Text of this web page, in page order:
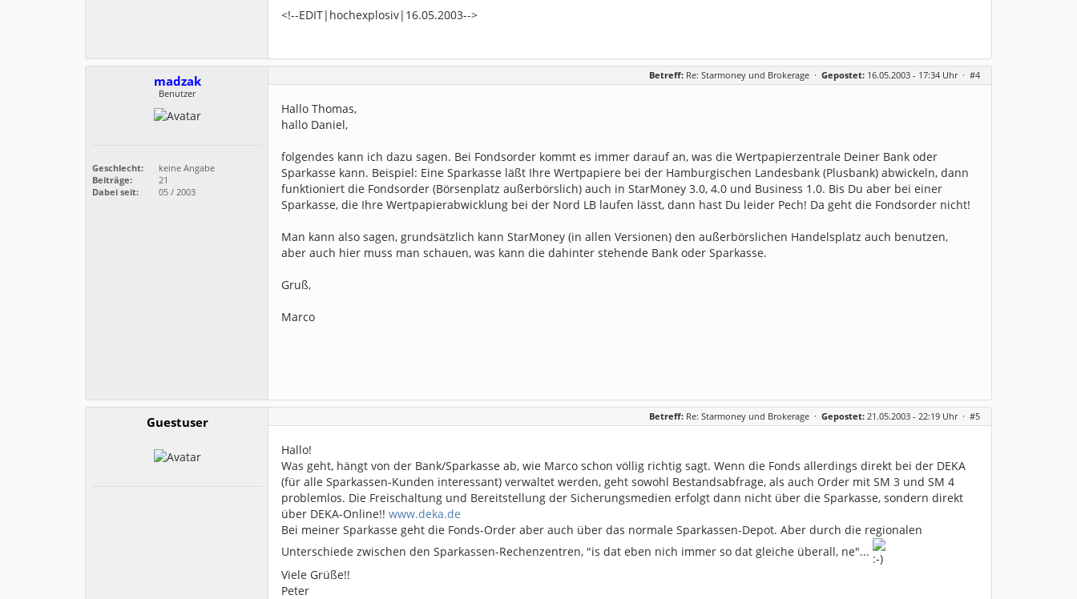
<!--EDIT|hochexplosiv|16.05.2003-->
madzak
Benutzer
Geschlecht:
keine Angabe
Beiträge:
21
Dabei seit:
05 / 2003
Betreff: Re: Starmoney und Brokerage · Gepostet: 16.05.2003 - 17:34 Uhr · #4
Hallo Thomas,
hallo Daniel,
folgendes kann ich dazu sagen. Bei Fondsorder kommt es immer darauf an, was die Wertpapierzentrale Deiner Bank oder
Sparkasse kann. Beispiel: Eine Sparkasse läßt Ihre Wertpapiere bei der Hamburgischen Landesbank (Plusbank) abwickeln, dann
funktioniert die Fondsorder (Börsenplatz außerbörslich) auch in StarMoney 3.0, 4.0 und Business 1.0. Bis Du aber bei einer
Sparkasse, die Ihre Wertpapierabwicklung bei der Nord LB laufen lässt, dann hast Du leider Pech! Da geht die Fondsorder nicht!
Man kann also sagen, grundsätzlich kann StarMoney (in allen Versionen) den außerbörslichen Handelsplatz auch benutzen,
aber auch hier muss man schauen, was kann die dahinter stehende Bank oder Sparkasse.
Gruß,
Marco
Guestuser Betreff: Re: Starmoney und Brokerage · Gepostet: 21.05.2003 - 22:19 Uhr · #5
Hallo!
Was geht, hängt von der Bank/Sparkasse ab, wie Marco schon völlig richtig sagt. Wenn die Fonds allerdings direkt bei der DEKA
(für alle Sparkassen-Kunden interessant) verwaltet werden, geht sowohl Bestandsabfrage, als auch Order mit SM 3 und SM 4
problemlos. Die Freischaltung und Bereitstellung der Sicherungsmedien erfolgt dann nicht über die Sparkasse, sondern direkt
über DEKA-Online!! www.deka.de
Bei meiner Sparkasse geht die Fonds-Order aber auch über das normale Sparkassen-Depot. Aber durch die regionalen
Unterschiede zwischen den Sparkassen-Rechenzentren, "is dat eben nich immer so dat gleiche überall, ne"...
Viele Grüße!!
Peter